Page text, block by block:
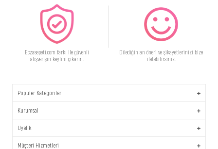
Eczasepeti.com farkı ile güvenli
alışverişin keyfini çıkarın.
Dilediğin an öneri ve şikayetlerinizi bize
iletebilirsiniz.
Popüler Kategoriler
Kurumsal
Üyelik
Müşteri Hizmetleri